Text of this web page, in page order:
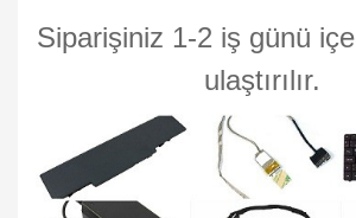
Siparişiniz 1-2 iş günü
ulaştırılır.